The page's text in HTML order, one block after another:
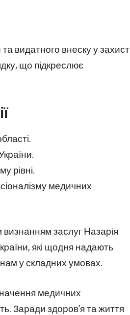
видатного внеску у захист
що підкреслює
рівні.
медичних
заслуг Назарія
які щодня надають
у складних умовах.
медичних
Заради здоров’я та життя